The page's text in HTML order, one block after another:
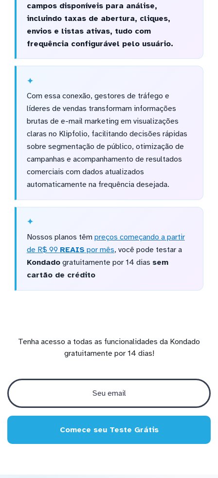
campos disponíveis para análise,
incluindo taxas de abertura, cliques,
envios e listas ativas, tudo com
frequência configurável pelo usuário.
Com essa conexão, gestores de tráfego e
líderes de vendas transformam informações
brutas de e-mail marketing em visualizações
claras no Klipfolio, facilitando decisões rápidas
sobre segmentação de público, otimização de
campanhas e acompanhamento de resultados
comerciais com dados atualizados
automaticamente na frequência desejada.
Nossos planos têm preços começando a partir
de R$ 99 REAIS por mês, você pode testar a
Kondadogratuitamente por 14 dias sem
cartão de crédito
Tenha acesso a todas as funcionalidades da Kondado
gratuitamente por 14 dias!
Comece seu Teste Grátis